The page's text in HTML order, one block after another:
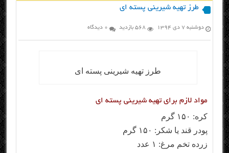
طرز تهیه شیرینی پسته ای
دوشنبه ۷ دی ۱۳۹۴ 568 بازدید 0 دیدگاه
طرز تهیه شیرینی پسته ای
مواد لازم برای تهیه شیرینی پسته ای
کره: ۱۵۰ گرم
پودر قند یا شکر: ۱۵۰ گرم
زرده تخم مرغ: ۱ عدد